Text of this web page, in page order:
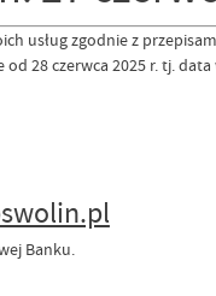
usług zgodnie z
28 czerwca 2025 r. tj. data
Banku.